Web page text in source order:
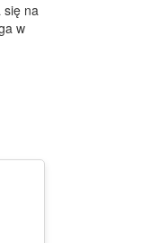
się na
w